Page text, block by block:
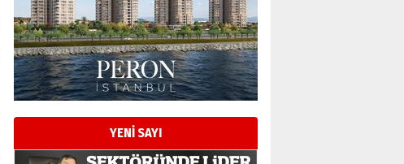
YENİ SAYI